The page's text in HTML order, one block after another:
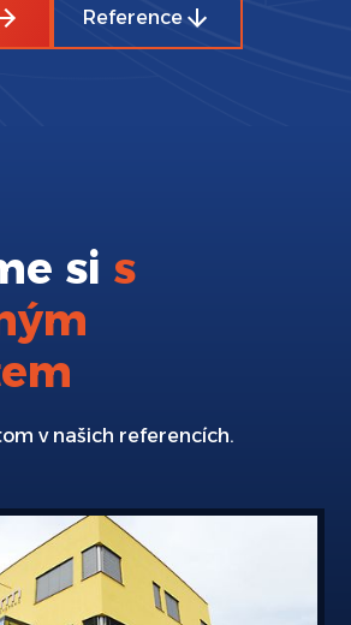
Reference
si s
v našich referencích.